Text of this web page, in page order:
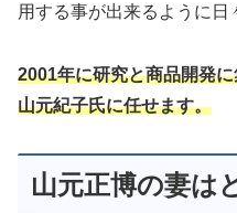
用する事が出来るように日
2001年に研究と商品開発
山元紀子氏に任せます。
山元正博の妻は